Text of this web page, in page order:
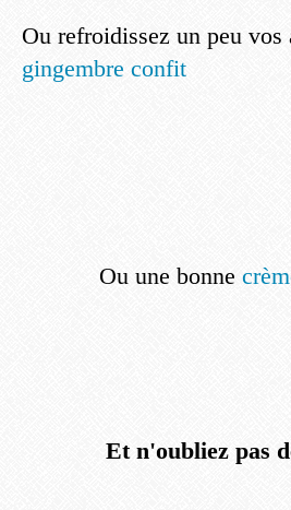
Ou refroidissez un peu
gingembre confit
Ou une bonne
Et n'oubliez pas